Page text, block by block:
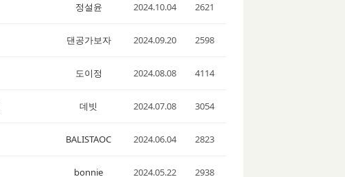
정설윤 2024.10.04 2621
댄공가보자 2024.09.20 2598
도이정 2024.08.08 4114
데빗 2024.07.08 3054
BALISTAOC 2024.06.04 2823
bonnie 2024.05.22 2938